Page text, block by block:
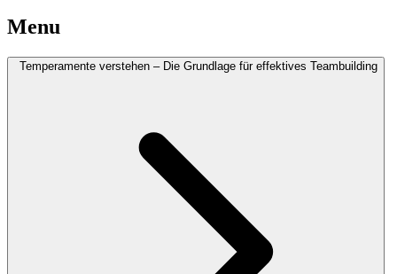
Menu
Temperamente verstehen – Die Grundlage für effektives Teambuilding